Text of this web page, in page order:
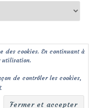
cookies. En continuant à
utilisation.
de contrôler les cookies,